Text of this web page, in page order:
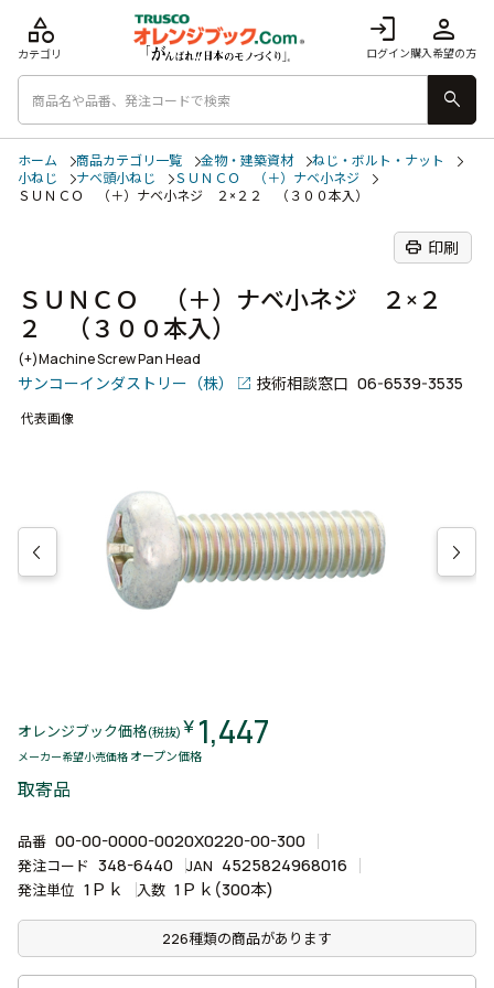
login
ログイン
person
購入希望の方
category
カテゴリ
search
ホーム 商品カテゴリ一覧 金物・建築資材
ねじ・ボルト・ナット
小ねじ
ナベ頭小ねじ
ＳＵＮＣＯ （＋）ナベ小ネジ
ＳＵＮＣＯ （＋）ナベ小ネジ ２×２２ （３００本入）
print 印刷
ＳＵＮＣＯ （＋）ナベ小ネジ ２×２
２ （３００本入）
(+)Machine Screw Pan Head
サンコーインダストリー（株） 技術相談窓口 06-6539-3535
代表画像
オレンジブック価格(税抜) ￥ 1,447
メーカー希望小売価格 オープン価格
取寄品
品番 00-00-0000-0020X0220-00-300
発注コード 348-6440 JAN 4525824968016
発注単位 1Ｐｋ 入数 1Ｐｋ(300本)
226種類の商品があります